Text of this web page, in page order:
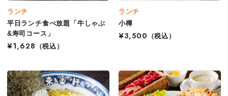
ランチ
平日ランチ食べ放題「牛しゃぶ
&寿司コース」
¥1,628
（税込）
ランチ
小樽
¥3,500
（税込）